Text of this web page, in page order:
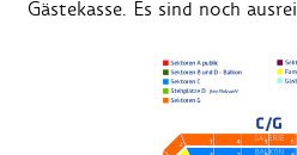
Gästekasse. Es sind noch